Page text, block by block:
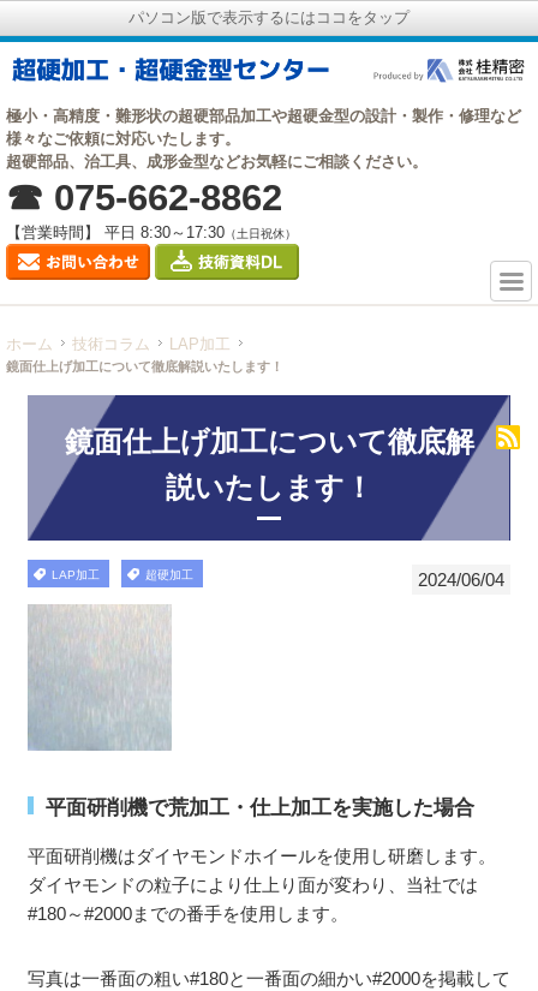
パソコン版で表示するにはココをタップ
極小・高精度・難形状の超硬部品加工や超硬金型の設計・製作・修理など
様々なご依頼に対応いたします。
超硬部品、治工具、成形金型などお気軽にご相談ください。
☎ 075-662-8862
【営業時間】 平日 8:30～17:30 （土日祝休）
ホーム 技術コラム LAP加工
鏡面仕上げ加工について徹底解説いたします！
鏡面仕上げ加工について徹底解
説いたします！
2024/06/04
LAP加工 超硬加工
平面研削機で荒加工・仕上加工を実施した場合
平面研削機はダイヤモンドホイールを使用し研磨します。
ダイヤモンドの粒子により仕上り面が変わり、当社では
#180～#2000までの番手を使用します。
写真は一番面の粗い#180と一番面の細かい#2000を掲載して